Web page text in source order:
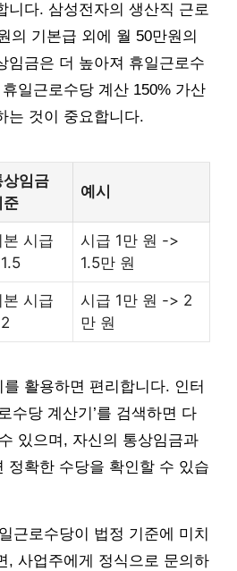
니다. 삼성전자의 생산직 근로
의 기본급 외에 월 50만원의
임금은 더 높아져 휴일근로수
일근로수당 계산 150% 가산
는 것이 중요합니다.
상임금
준
예시
본 시급
시급 1만 원 ->
1.5만 원
본 시급
시급 1만 원 -> 2
만 원
활용하면 편리합니다. 인터
수당 계산기’를 검색하면 다
있으며, 자신의 통상임금과
정확한 수당을 확인할 수 있습
근로수당이 법정 기준에 미치
, 사업주에게 정식으로 문의하